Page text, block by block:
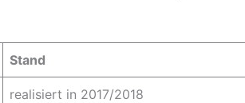
Stand
realisiert in 2017/2018